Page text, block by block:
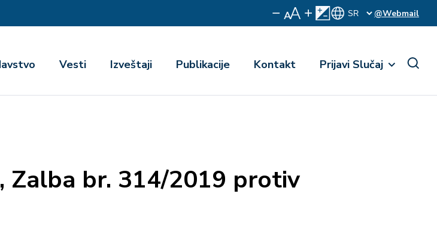
@Webmail
Vesti Izveštaji Publikacije Kontakt Prijavi Slučaj
Zalba br. 314/2019 protiv